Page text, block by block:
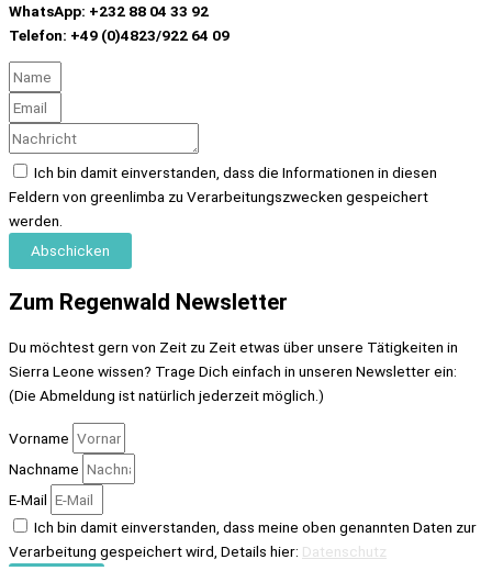
WhatsApp: +232 88 04 33 92
Telefon: +49 (0)4823/922 64 09
Ich bin damit einverstanden, dass die Informationen in diesen
Feldern von greenlimba zu Verarbeitungszwecken gespeichert
werden.
Abschicken
Zum Regenwald Newsletter
Du möchtest gern von Zeit zu Zeit etwas über unsere Tätigkeiten in
Sierra Leone wissen? Trage Dich einfach in unseren Newsletter ein:
(Die Abmeldung ist natürlich jederzeit möglich.)
Vorname
Nachname
E-Mail
Ich bin damit einverstanden, dass meine oben genannten Daten zur
Verarbeitung gespeichert wird, Details hier: Datenschutz